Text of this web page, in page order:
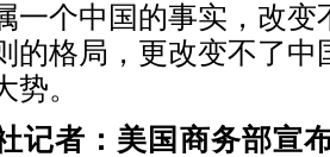
一个中国的事实，改变
的格局，更改变不了中
势。
记者：美国商务部宣